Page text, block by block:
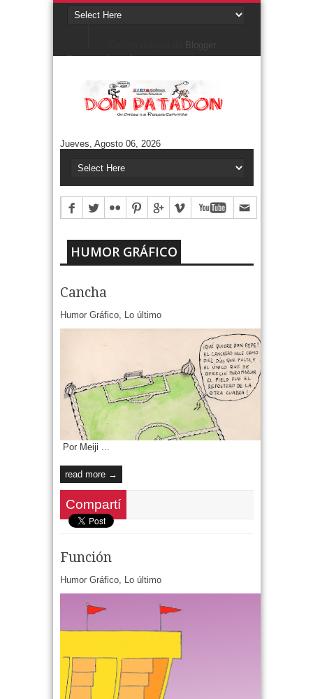
Blogger
Denunciar abuso
Cuentos/ Frases y más
CUENTOS DE FÚTBOL
NIEMBRO
Aguántanos en Twitter
Tweets by DonPatadon
Pages
Style5
Jueves, Agosto 06, 2026
HUMOR GRÁFICO
Cancha
Humor Gráfico, Lo último
Por Meiji ...
read more →
Compartí
Función
Humor Gráfico, Lo último